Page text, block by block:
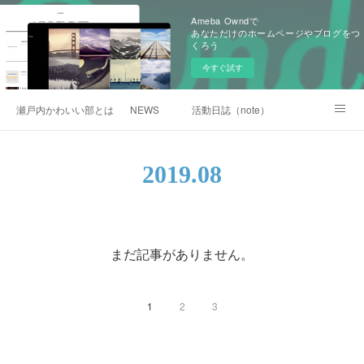
Ameba Owndで
あなただけのホームページやブログをつ
くろう
今すぐ試す
瀬戸内かわいい部とは NEWS 活動日誌（note）
2019.08
まだ記事がありません。
1 2 3